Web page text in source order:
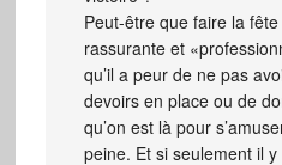
Peut-être que faire la
rassurante et
qu’il a peur de ne pas
devoirs en place ou de
qu’on est là pour
peine. Et si seulement il